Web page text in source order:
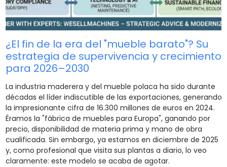
¿El fin de la era del "mueble barato"? Su
estrategia de supervivencia y crecimiento
para 2026–2030
La industria maderera y del mueble polaca ha sido durante
décadas el líder indiscutible de las exportaciones, generando
la impresionante cifra de 16.300 millones de euros en 2024.
Éramos la "fábrica de muebles para Europa", ganando por
precio, disponibilidad de materia prima y mano de obra
cualificada. Sin embargo, ya estamos en diciembre de 2025
y, como profesional que visita sus plantas a diario, lo veo
claramente: este modelo se acaba de agotar.